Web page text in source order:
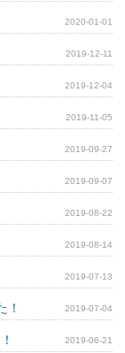
2020-01-01
2019-12-11
2019-12-04
2019-11-05
2019-09-27
2019-09-07
2019-08-22
2019-08-14
2019-07-13
！ 2019-07-04
2019-06-21